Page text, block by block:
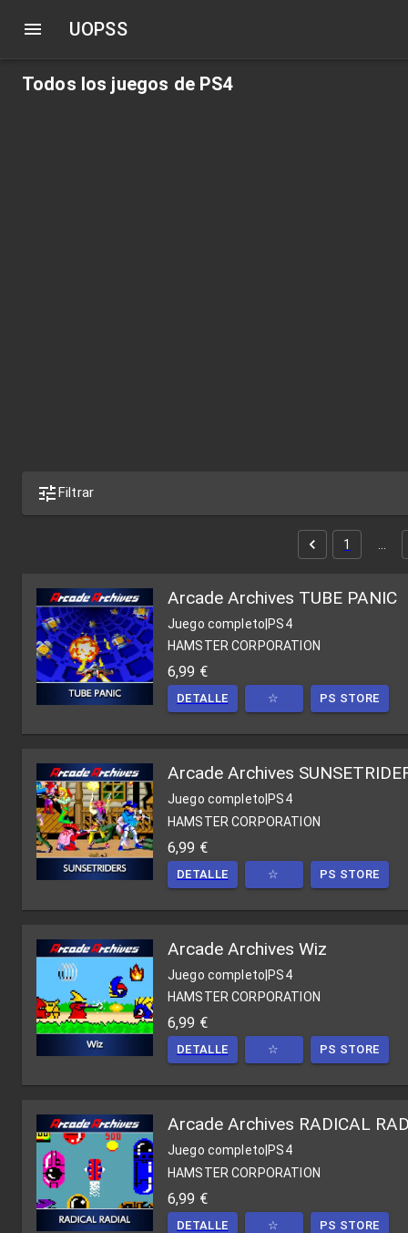
UOPSS
Todos los juegos de PS4
Filtrar
1
Arcade Archives TUBE PANIC
Juego completo|PS4
HAMSTER CORPORATION
6,99 €
DETALLE ☆ PS STORE
Arcade Archives
Juego completo PS4
HAMSTER CORPORATION
6,99 €
DETALLE ☆ PS STORE
Arcade Archives Wiz
Juego completo|PS4
HAMSTER CORPORATION
6,99 €
DETALLE ☆ PS STORE
Arcade Archives RADICAL
Juego completo PS4
HAMSTER CORPORATION
6,99 €
DETALLE ☆ PS STORE